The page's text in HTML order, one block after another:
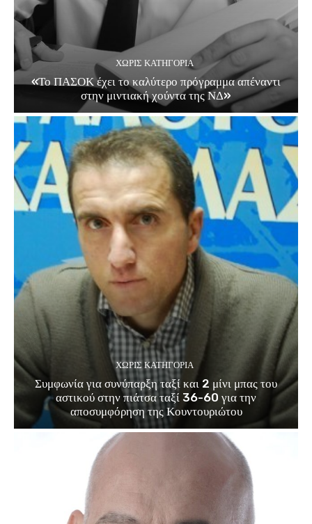
ΧΩΡΊΣ ΚΑΤΗΓΟΡΊΑ
«Το ΠΑΣΟΚ έχει το καλύτερο πρόγραμμα απέναντι
στην μιντιακή χούντα της ΝΔ»
ΧΩΡΊΣ ΚΑΤΗΓΟΡΊΑ
Συμφωνία για συνύπαρξη ταξί και 2 μίνι μπας του
αστικού στην πιάτσα ταξί 36-60 για την
αποσυμφόρηση της Κουντουριώτου